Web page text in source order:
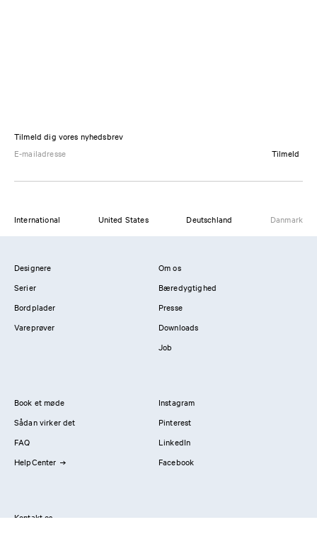
Tilmeld dig vores nyhedsbrev
Tilmeld
International United States Deutschland Danmark
Designere
Serier
Bordplader
Vareprøver
Om os
Bæredygtighed
Presse
Downloads
Job
Book et møde
Sådan virker det
FAQ
HelpCenter
Instagram
Pinterest
LinkedIn
Facebook
Kontakt os